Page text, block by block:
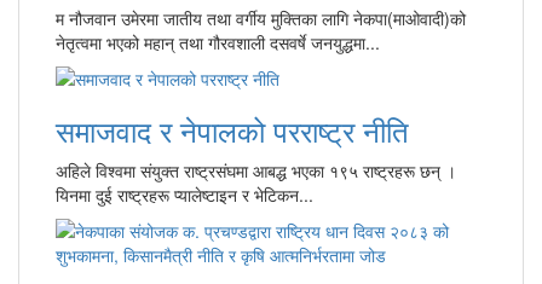
म नौजवान उमेरमा जातीय तथा वर्गीय मुक्तिका लागि नेकपा(माओवादी)को
नेतृत्वमा भएको महान् तथा गौरवशाली दसवर्षे जनयुद्धमा...
समाजवाद र नेपालको परराष्ट्र नीति
अहिले विश्वमा संयुक्त राष्ट्रसंघमा आबद्ध भएका १९५ राष्ट्रहरू छन् ।
यिनमा दुई राष्ट्रहरू प्यालेष्टाइन र भेटिकन...